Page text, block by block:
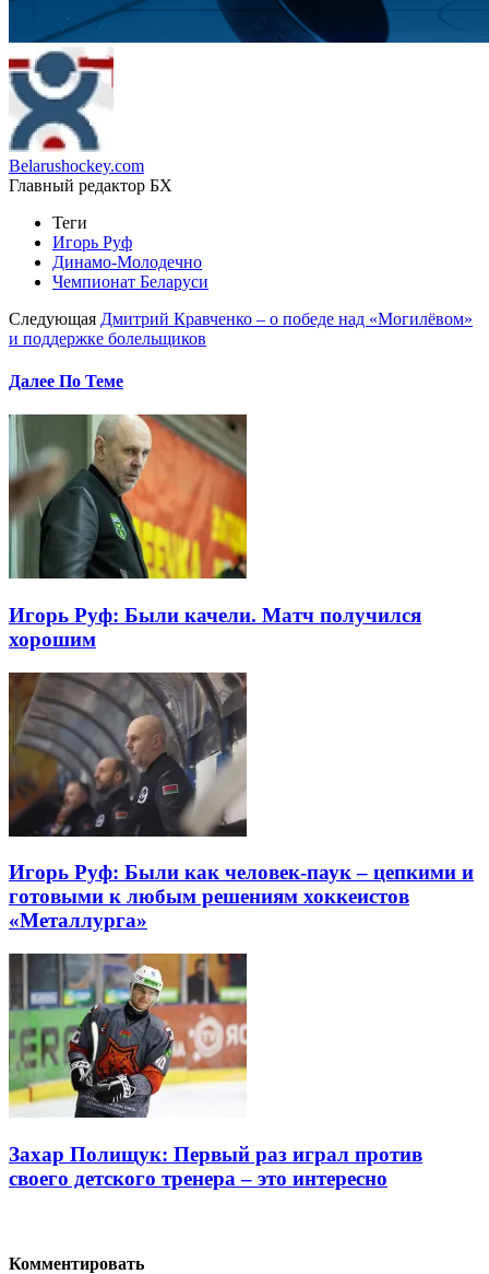
Belarushockey.com
Главный редактор БХ
Теги
Игорь Руф
Динамо-Молодечно
Чемпионат Беларуси
Следующая Дмитрий Кравченко – о победе над «Могилёвом»
и поддержке болельщиков
Далее По Теме
Игорь Руф: Были качели. Матч получился
хорошим
Игорь Руф: Были как человек-паук – цепкими и
готовыми к любым решениям хоккеистов
«Металлурга»
Захар Полищук: Первый раз играл против
своего детского тренера – это интересно
Комментировать